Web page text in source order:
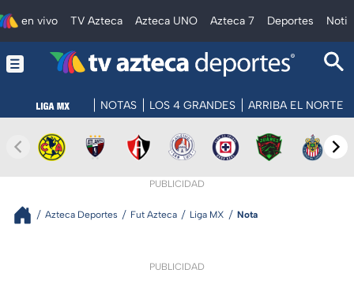
en vivo TV Azteca Azteca UNO Azteca 7 Deportes
NOTAS LOS 4 GRANDES ARRIBA EL NORTE
PUBLICIDAD
Azteca Deportes Fut Azteca Liga MX Nota
PUBLICIDAD